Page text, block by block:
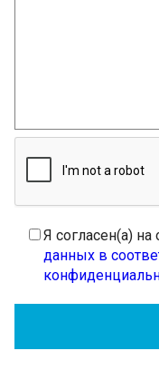
Я согласен(а) на
данных в